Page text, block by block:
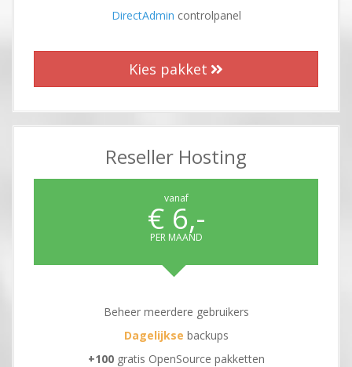
DirectAdmin controlpanel
Kies pakket
Reseller Hosting
vanaf
€ 6,-
PER MAAND
Beheer meerdere gebruikers
Dagelijkse backups
+100gratis OpenSource pakketten